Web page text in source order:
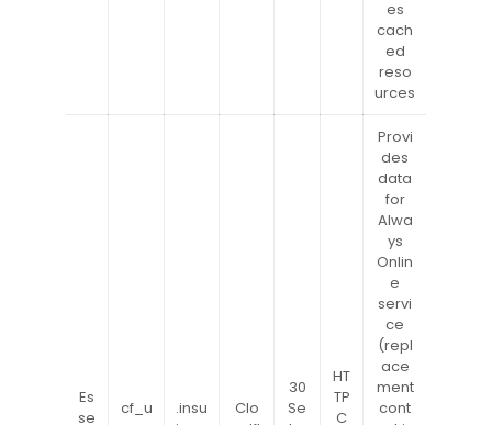
es
cach
ed
reso
urces
Es
se
cf_u
.insu
Clo
30
Se
HT
TP
C
Provi
des
data
for
Alwa
ys
Onlin
e
servi
ce
(repl
ace
ment
cont